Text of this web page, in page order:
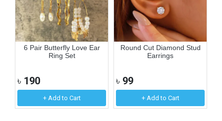
6 Pair Butterfly Love Ear
Ring Set
৳ 190
+ Add to Cart
Round Cut Diamond Stud
Earrings
৳ 99
+ Add to Cart